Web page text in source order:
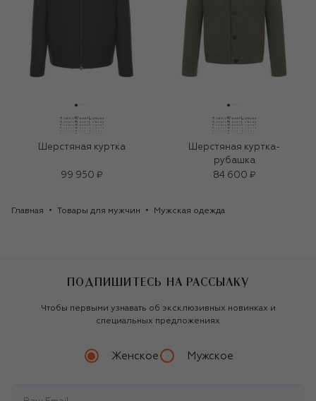
Шерстяная куртка
99 950 ₽
Шерстяная куртка-
рубашка
84 600 ₽
Главная Товары для мужчин Мужская одежда
ПОДПИШИТЕСЬ НА РАССЫЛКУ
Чтобы первыми узнавать об эксклюзивных новинках и
специальных предложениях
Женское Мужское